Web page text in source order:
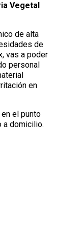
Vegetal
de alta
de
vas a poder
personal
en
el punto
a domicilio.